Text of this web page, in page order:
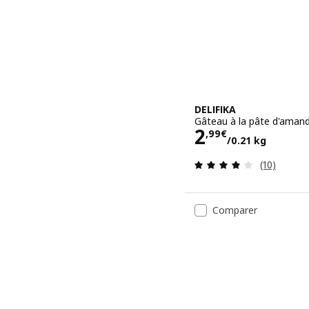
DELIFIKA
Gâteau à la pâte
2,99€
/0.21 kg
Prix 2,99€/
(10)
Comparer